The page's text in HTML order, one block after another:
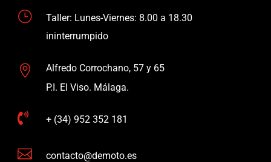
}
Taller: Lunes-Viernes: 8.00 a 18.30
ininterrumpido

Alfredo Corrochano, 57 y 65
P.I. El Viso. Málaga.
 + (34) 952 352 181
 contacto@demoto.es